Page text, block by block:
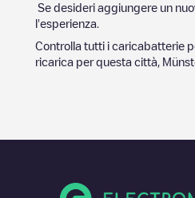
Se desideri aggiungere un
l'esperienza.
Controlla tutti i caricabatterie
ricarica per questa città,